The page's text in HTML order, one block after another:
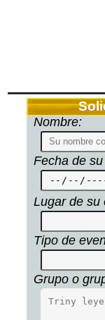
Nombre:
Fecha de
Lugar de su
Tipo de
Grupo o